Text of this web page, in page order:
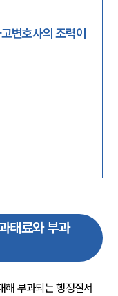
변호사의 조력이
태료와 부과
해 부과되는 행정질서